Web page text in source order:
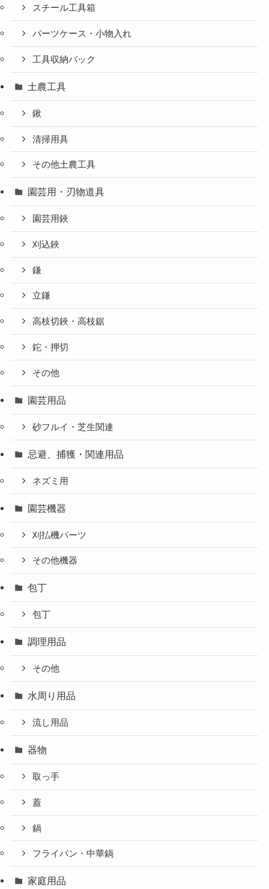
スチール工具箱
パーツケース・小物入れ
工具収納バック
土農工具
鍬
清掃用具
その他土農工具
園芸用・刃物道具
園芸用鋏
刈込鋏
鎌
立鎌
高枝切鋏・高枝鋸
鉈・押切
その他
園芸用品
砂フルイ・芝生関連
忌避、捕獲・関連用品
ネズミ用
園芸機器
刈払機パーツ
その他機器
包丁
包丁
調理用品
その他
水周り用品
流し用品
器物
取っ手
蓋
鍋
フライパン・中華鍋
家庭用品